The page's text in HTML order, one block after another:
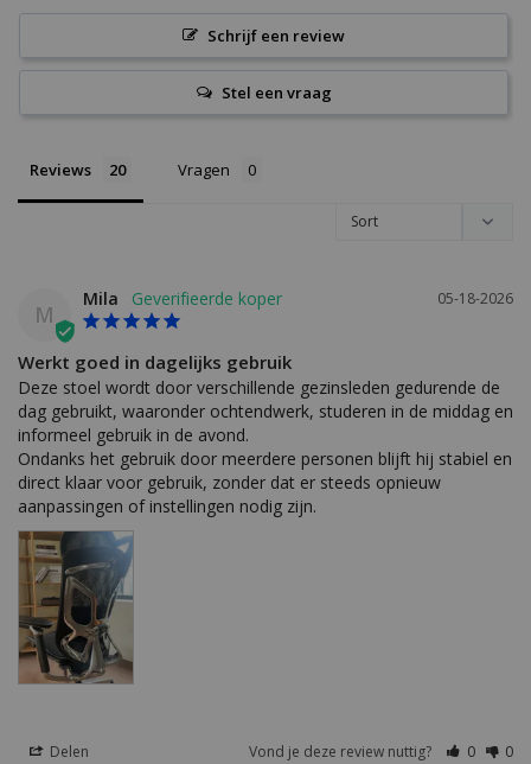
Schrijf een review
Stel een vraag
Reviews Vragen
M
05-18-2026
Mila
Werkt goed in dagelijks gebruik
Deze stoel wordt door verschillende gezinsleden gedurende de
dag gebruikt, waaronder ochtendwerk, studeren in de middag en
informeel gebruik in de avond.
Ondanks het gebruik door meerdere personen blijft hij stabiel en
direct klaar voor gebruik, zonder dat er steeds opnieuw
aanpassingen of instellingen nodig zijn.
Delen Vond je deze review nuttig? 0 0